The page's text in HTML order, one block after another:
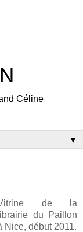
Céline
▼
de la
librairie du Paillon
Nice, début 2011.